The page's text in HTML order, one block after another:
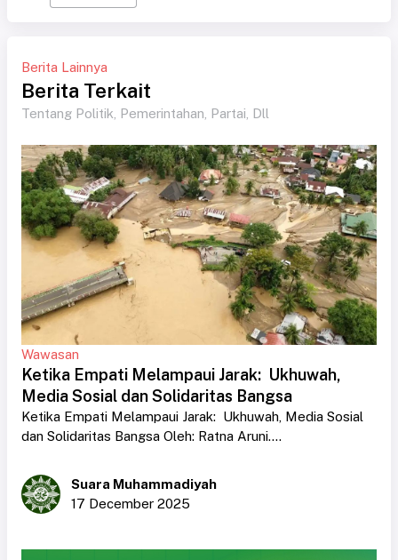
Berita Lainnya
Berita Terkait
Tentang Politik, Pemerintahan, Partai, Dll
Wawasan
Ketika Empati Melampaui Jarak: Ukhuwah,
Media Sosial dan Solidaritas Bangsa
Ketika Empati Melampaui Jarak: Ukhuwah, Media Sosial
dan Solidaritas Bangsa Oleh: Ratna Aruni....
Suara Muhammadiyah
17 December 2025